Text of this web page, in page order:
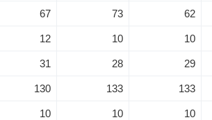
67 73 62
12 10 10
31 28 29
130 133 133
10 10 10